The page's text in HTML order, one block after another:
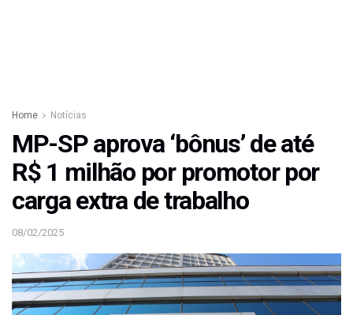
Home Notícias
MP-SP aprova ‘bônus’ de até
R$ 1 milhão por promotor por
carga extra de trabalho
08/02/2025